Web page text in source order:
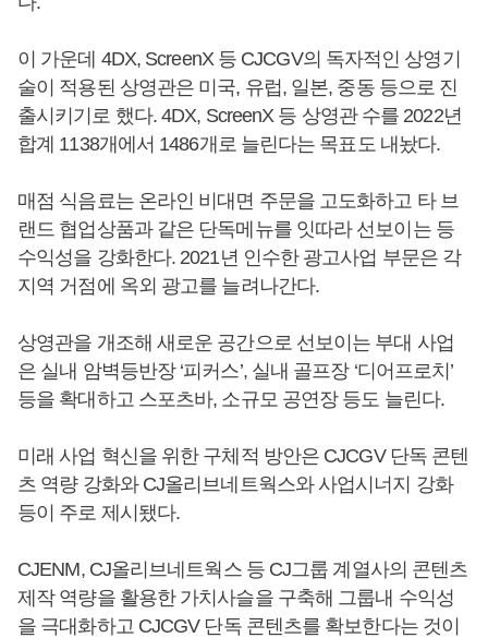
이 가운데 4DX, ScreenX 등 CJCGV의 독자적인 상영기
술이 적용된 상영관은 미국, 유럽, 일본, 중동 등으로 진
출시키기로 했다. 4DX, ScreenX 등 상영관 수를 2022년
합계 1138개에서 1486개로 늘린다는 목표도 내놨다.
매점 식음료는 온라인 비대면 주문을 고도화하고 타 브
랜드 협업상품과 같은 단독메뉴를 잇따라 선보이는 등
수익성을 강화한다. 2021년 인수한 광고사업 부문은 각
지역 거점에 옥외 광고를 늘려나간다.
상영관을 개조해 새로운 공간으로 선보이는 부대 사업
은 실내 암벽등반장 ‘피커스’, 실내 골프장 ‘디어프로치’
등을 확대하고 스포츠바, 소규모 공연장 등도 늘린다.
미래 사업 혁신을 위한 구체적 방안은 CJCGV 단독 콘텐
츠 역량 강화와 CJ올리브네트웍스와 사업시너지 강화
등이 주로 제시됐다.
CJENM, CJ올리브네트웍스 등 CJ그룹 계열사의 콘텐츠
제작 역량을 활용한 가치사슬을 구축해 그룹내 수익성
을 극대화하고 CJCGV 단독 콘텐츠를 확보한다는 것이